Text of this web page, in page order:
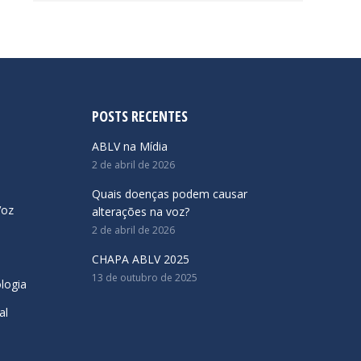
POSTS RECENTES
ABLV na Mídia
2 de abril de 2026
Quais doenças podem causar
alterações na voz?
2 de abril de 2026
CHAPA ABLV 2025
13 de outubro de 2025